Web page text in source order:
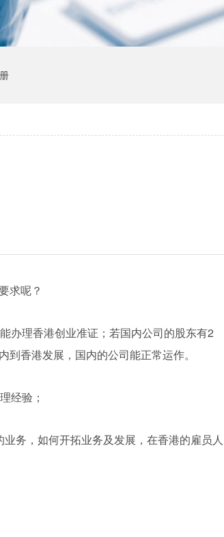
求呢？
办理香港创业准证；若国内公司的股东有2
香港发展，国内的公司能正常运作。
经验；
务，如何开拓业务及发展，在香港的雇员人